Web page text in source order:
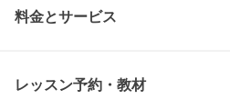
料金とサービス
レッスン予約・教材